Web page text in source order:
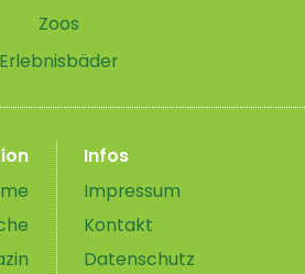
Zoos
Erlebnisbäder
Infos
Impressum
Kontakt
Datenschutz